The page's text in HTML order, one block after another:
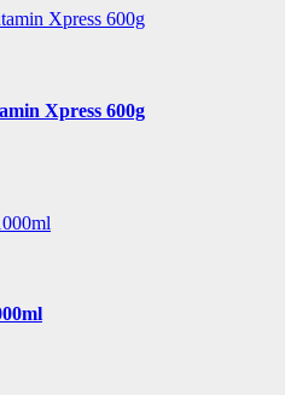
Xpress 600g